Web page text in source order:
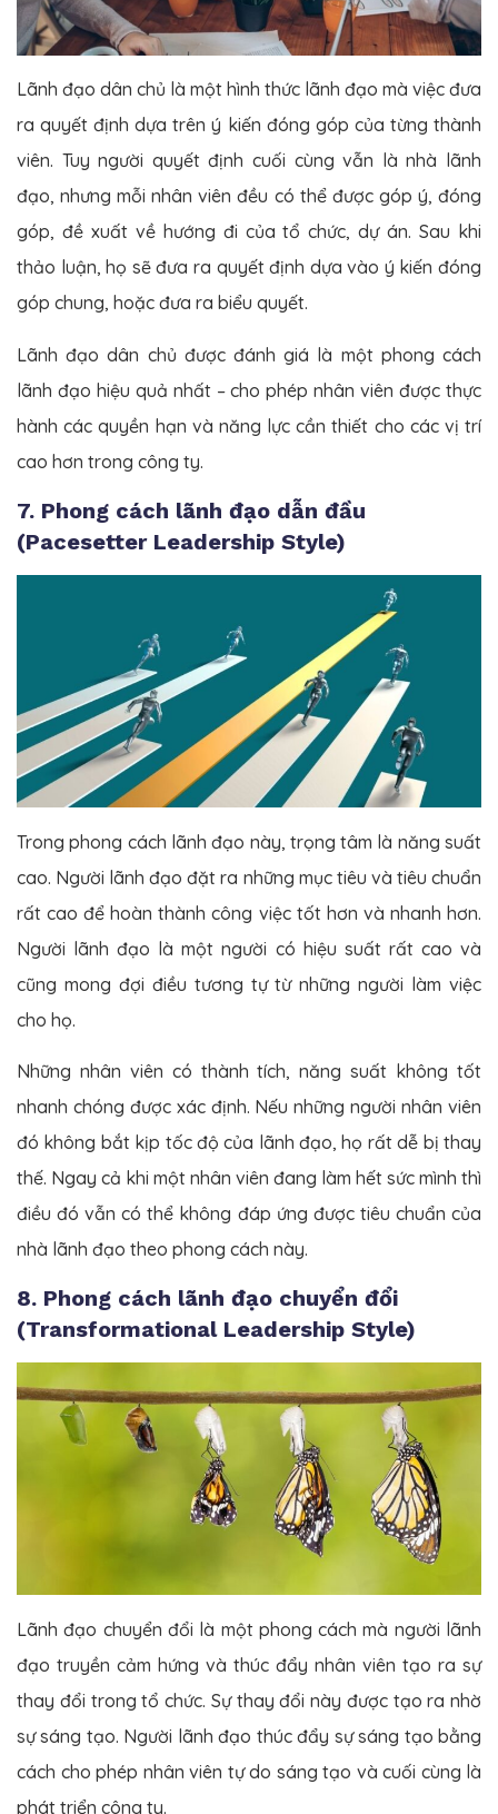
Lãnh đạo dân chủ là một hình thức lãnh đạo mà việc đưa
ra quyết định dựa trên ý kiến đóng góp của từng thành
viên. Tuy người quyết định cuối cùng vẫn là nhà lãnh
đạo, nhưng mỗi nhân viên đều có thể được góp ý, đóng
góp, đề xuất về hướng đi của tổ chức, dự án. Sau khi
thảo luận, họ sẽ đưa ra quyết định dựa vào ý kiến đóng
góp chung, hoặc đưa ra biểu quyết.
Lãnh đạo dân chủ được đánh giá là một phong cách
lãnh đạo hiệu quả nhất – cho phép nhân viên được thực
hành các quyền hạn và năng lực cần thiết cho các vị trí
cao hơn trong công ty.
7. Phong cách lãnh đạo dẫn đầu
(Pacesetter Leadership Style)
Trong phong cách lãnh đạo này, trọng tâm là năng suất
cao. Người lãnh đạo đặt ra những mục tiêu và tiêu chuẩn
rất cao để hoàn thành công việc tốt hơn và nhanh hơn.
Người lãnh đạo là một người có hiệu suất rất cao và
cũng mong đợi điều tương tự từ những người làm việc
cho họ.
Những nhân viên có thành tích, năng suất không tốt
nhanh chóng được xác định. Nếu những người nhân viên
đó không bắt kịp tốc độ của lãnh đạo, họ rất dễ bị thay
thế. Ngay cả khi một nhân viên đang làm hết sức mình thì
điều đó vẫn có thể không đáp ứng được tiêu chuẩn của
nhà lãnh đạo theo phong cách này.
8. Phong cách lãnh đạo chuyển đổi
(Transformational Leadership Style)
Lãnh đạo chuyển đổi là một phong cách mà người lãnh
đạo truyền cảm hứng và thúc đẩy nhân viên tạo ra sự
thay đổi trong tổ chức. Sự thay đổi này được tạo ra nhờ
sự sáng tạo. Người lãnh đạo thúc đẩy sự sáng tạo bằng
cách cho phép nhân viên tự do sáng tạo và cuối cùng là
phát triển công ty.